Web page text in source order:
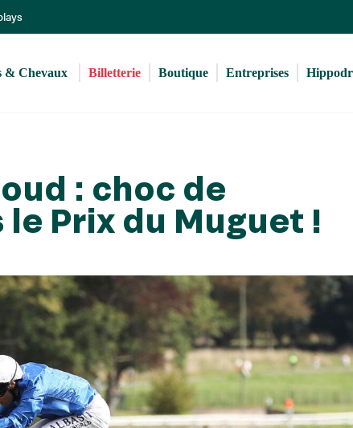
au
principal
& Chevaux Billetterie Boutique Entreprises
: choc de
Prix du Muguet !